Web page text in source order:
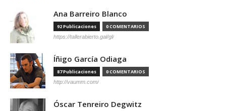
Ana Barreiro Blanco
92 Publicaciones 0 COMENTARIOS
https://tallerabierto.gal/gl/
Íñigo García Odiaga
87 Publicaciones 0 COMENTARIOS
http://vaumm.com/
Óscar Tenreiro Degwitz